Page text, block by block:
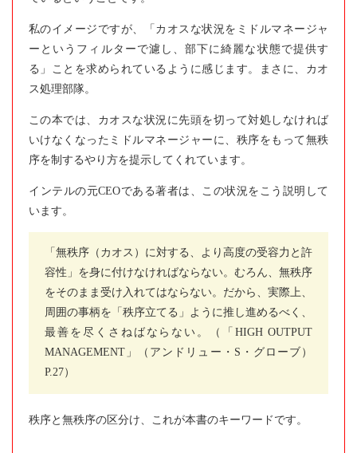
私のイメージですが、「カオスな状況をミドルマネージャ
ーというフィルターで濾し、部下に綺麗な状態で提供す
る」ことを求められているように感じます。まさに、カオ
ス処理部隊。
この本では、カオスな状況に先頭を切って対処しなければ
いけなくなったミドルマネージャーに、秩序をもって無秩
序を制するやり方を提示してくれています。
インテルの元CEOである著者は、この状況をこう説明して
います。
「無秩序（カオス）に対する、より高度の受容力と許
容性」を身に付けなければならない。むろん、無秩序
をそのまま受け入れてはならない。だから、実際上、
周囲の事柄を「秩序立てる」ように推し進めるべく、
最善を尽くさねばならない。（「HIGH OUTPUT
MANAGEMENT」（アンドリュー・S・グローブ）
P.27）
秩序と無秩序の区分け、これが本書のキーワードです。